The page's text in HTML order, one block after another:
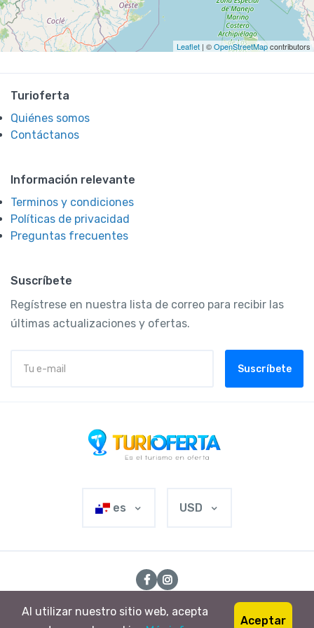
Leaflet | ©OpenStreetMapcontributors
Turioferta
Quiénes somos
Contáctanos
Información relevante
Terminos y condiciones
Políticas de privacidad
Preguntas frecuentes
Suscríbete
Regístrese en nuestra lista de correo para recibir las
últimas actualizaciones y ofertas.
Suscríbete
es USD
© 2024 Turioferta. Todos los derechos, reservados
Al utilizar nuestro sitio web, acepta
Aceptar